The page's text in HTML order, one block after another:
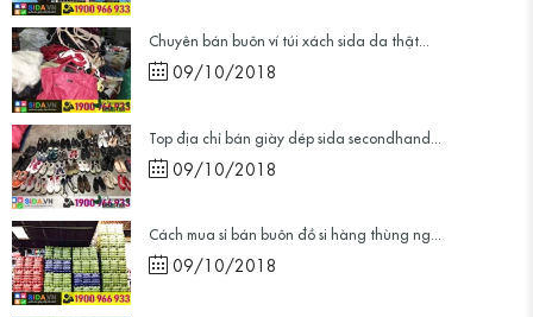
Chuyên bán buôn ví túi xách sida da thật...
09/10/2018
Top địa chỉ bán giày dép sida secondhand...
09/10/2018
Cách mua sỉ bán buôn đồ si hàng thùng ng...
09/10/2018